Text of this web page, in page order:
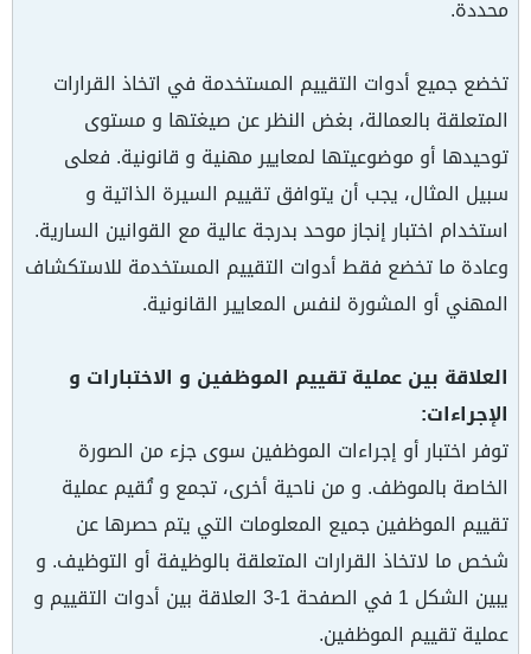
محددة.
تخضع جميع أدوات التقييم المستخدمة في اتخاذ القرارات
المتعلقة بالعمالة، بغض النظر عن صيغتها و مستوى
توحيدها أو موضوعيتها لمعايير مهنية و قانونية. فعلى
سبيل المثال، يجب أن يتوافق تقييم السيرة الذاتية و
استخدام اختبار إنجاز موحد بدرجة عالية مع القوانين السارية.
وعادة ما تخضع فقط أدوات التقييم المستخدمة للاستكشاف
المهني أو المشورة لنفس المعايير القانونية.
العلاقة بين عملية تقييم الموظفين و الاختبارات و
الإجراءات:
توفر اختبار أو إجراءات الموظفين سوى جزء من الصورة
الخاصة بالموظف. و من ناحية أخرى، تجمع و تُقيم عملية
تقييم الموظفين جميع المعلومات التي يتم حصرها عن
شخص ما لاتخاذ القرارات المتعلقة بالوظيفة أو التوظيف. و
يبين الشكل 1 في الصفحة 1-3 العلاقة بين أدوات التقييم و
عملية تقييم الموظفين.